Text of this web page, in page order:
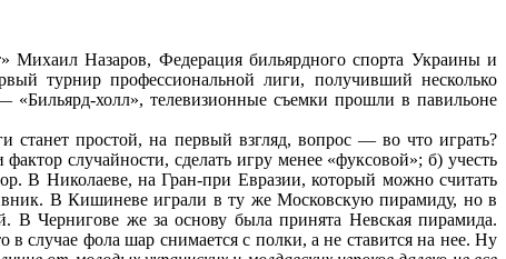
Михаил Назаров, Федерация бильярдного спорта Украины и
турнир профессиональной лиги, получивший несколько
холл», телевизионные съемки прошли в павильоне
простой, на первый взгляд, вопрос — во что играть?
случайности, сделать игру менее «фуксовой»; б) учесть
В Николаеве, на Гран-при Евразии, который можно считать
В Кишиневе играли в ту же Московскую пирамиду, но в
Чернигове же за основу была принята Невская пирамида.
случае фола шар снимается с полки, а не ставится на нее. Ну